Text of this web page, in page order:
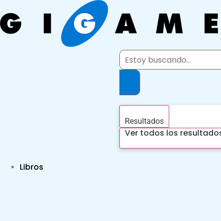
al
contenido
Search
Resultados
Ver todos los
Libros